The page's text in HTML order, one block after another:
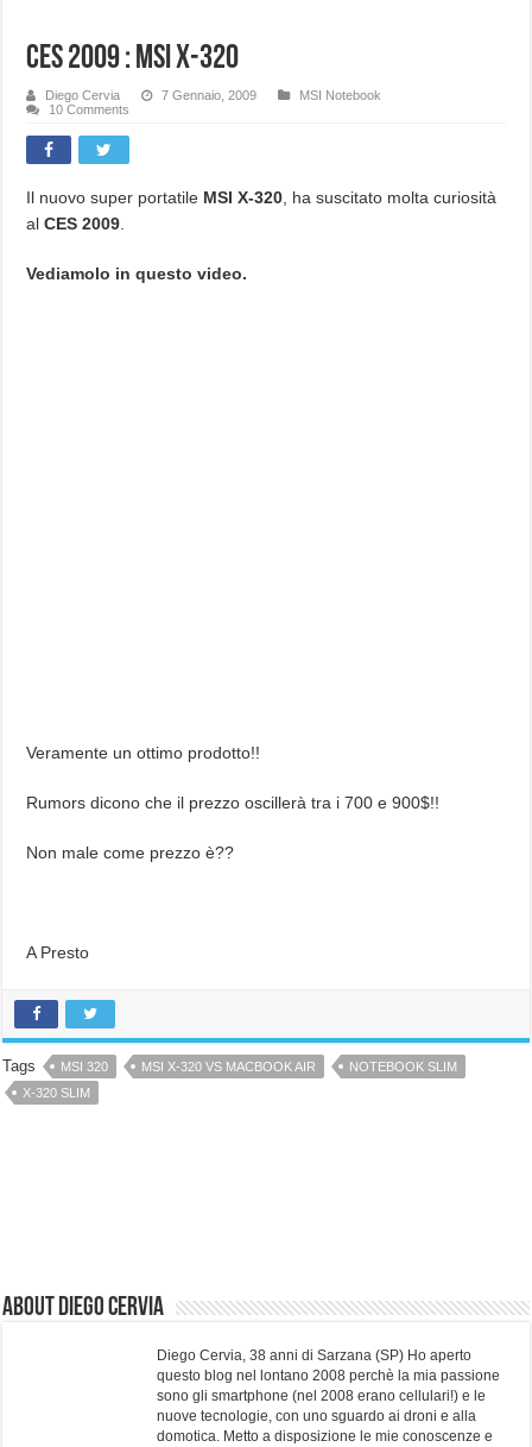
CES 2009 : MSI X-320
Diego Cervia 7 Gennaio, 2009
MSI Notebook
10 Comments
Il nuovo super portatile MSI X-320 , ha suscitato molta curiosità
alCES 2009
Vediamolo in questo video.
Veramente un ottimo prodotto!!
Rumors dicono che il prezzo oscillerà tra i 700 e 900$!!
Non male come prezzo è??
A Presto
Tags MSI 320 MSI X-320 VS MACBOOK AIR
NOTEBOOK SLIM
X-320 SLIM
About Diego Cervia
Diego Cervia, 38 anni di Sarzana (SP) Ho aperto
questo blog nel lontano 2008 perchè la mia passione
sono gli smartphone (nel 2008 erano cellulari!) e le
nuove tecnologie, con uno sguardo ai droni e alla
domotica. Metto a disposizione le mie conoscenze e